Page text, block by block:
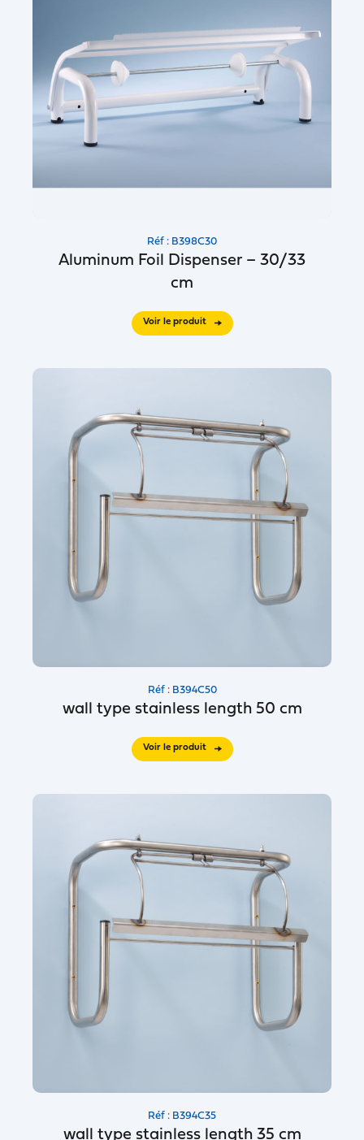
Réf : B398C30
Aluminum Foil Dispenser – 30/33
cm
Voir le produit
Réf : B394C50
wall type stainless length 50 cm
Voir le produit
Réf : B394C35
wall type stainless length 35 cm